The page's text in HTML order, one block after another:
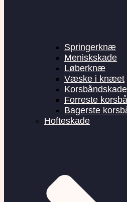
Springerknæ
Meniskskade
Løberknæ
Væske i knæet
Korsbåndskade
Forreste
Bagerste
Hofteskade